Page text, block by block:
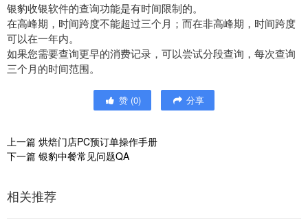
银豹收银软件的查询功能是有时间限制的。
在高峰期，时间跨度不能超过三个月；而在非高峰期，时间跨度
可以在一年内。
如果您需要查询更早的消费记录，可以尝试分段查询，每次查询
三个月的时间范围。
赞 (0) 分享
上一篇 烘焙门店PC预订单操作手册
下一篇 银豹中餐常见问题QA
相关推荐